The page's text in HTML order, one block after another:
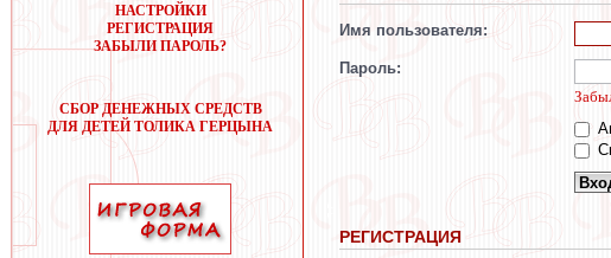
НАСТРОЙКИ
РЕГИСТРАЦИЯ
ЗАБЫЛИ ПАРОЛЬ?
СБОР ДЕНЕЖНЫХ СРЕДСТВ
ДЛЯ ДЕТЕЙ ТОЛИКА ГЕРЦЫНА
Имя пользователя:
Пароль:
РЕГИСТРАЦИЯ